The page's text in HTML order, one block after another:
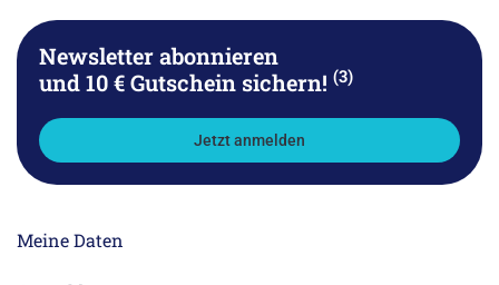
Newsletter abonnieren
und 10 € Gutschein sichern! (3)
Jetzt anmelden
Meine Daten